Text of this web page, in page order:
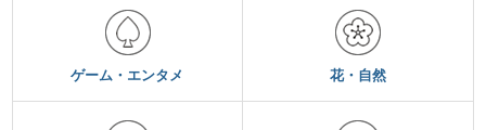
ゲーム・エンタメ 花・自然